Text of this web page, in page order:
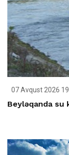
07 Avqust 2026
Beyləqanda su